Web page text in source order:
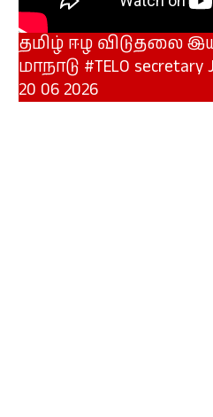
தமிழ் ஈழ விடுதலை
மாநாடு #TELO secretary
20 06 2026